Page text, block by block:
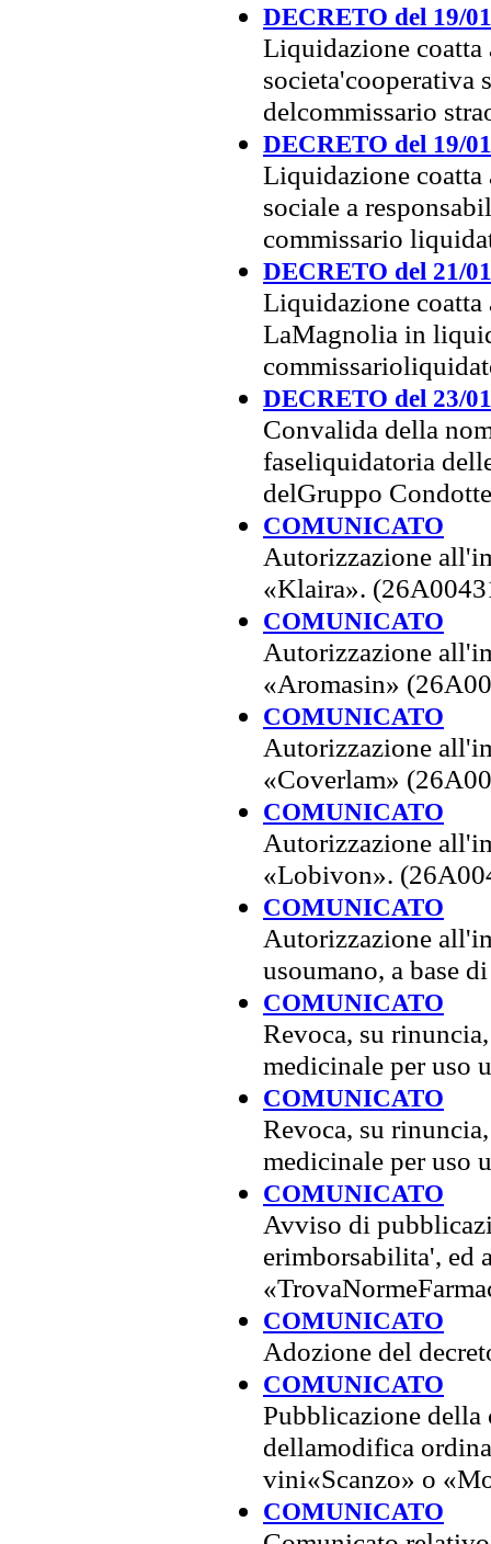
DECRETO del 19/
Liquidazione coatta
societa'cooperativa
delcommissario
DECRETO del 19/
Liquidazione
sociale a
commissario
DECRETO del 21/
Liquidazione
LaMagnolia in
DECRETO del 23/
Convalida della
faseliquidatoria
delGruppo
COMUNICATO
Autorizzazione
«Klaira».
COMUNICATO
Autorizzazione
«Aromasin»
COMUNICATO
Autorizzazione
«Coverlam»
COMUNICATO
Autorizzazione
«Lobivon».
COMUNICATO
Autorizzazione
usoumano, a base
COMUNICATO
Revoca, su
medicinale per uso
COMUNICATO
Revoca, su
medicinale per uso
COMUNICATO
Avviso di
erimborsabilita', ed
COMUNICATO
Adozione del
COMUNICATO
Pubblicazione
dellamodifica
vini«Scanzo» o
COMUNICATO